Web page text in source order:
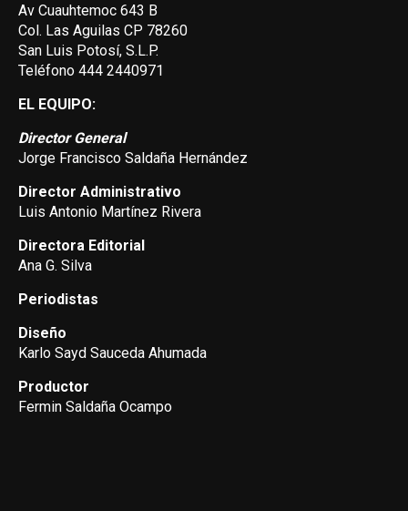
Av Cuauhtemoc 643 B
Col. Las Aguilas CP 78260
San Luis Potosí, S.L.P.
Teléfono 444 2440971
EL EQUIPO:
Director General
Jorge Francisco Saldaña Hernández
Director Administrativo
Luis Antonio Martínez Rivera
Directora Editorial
Ana G. Silva
Periodistas
Diseño
Karlo Sayd Sauceda Ahumada
Productor
Fermin Saldaña Ocampo